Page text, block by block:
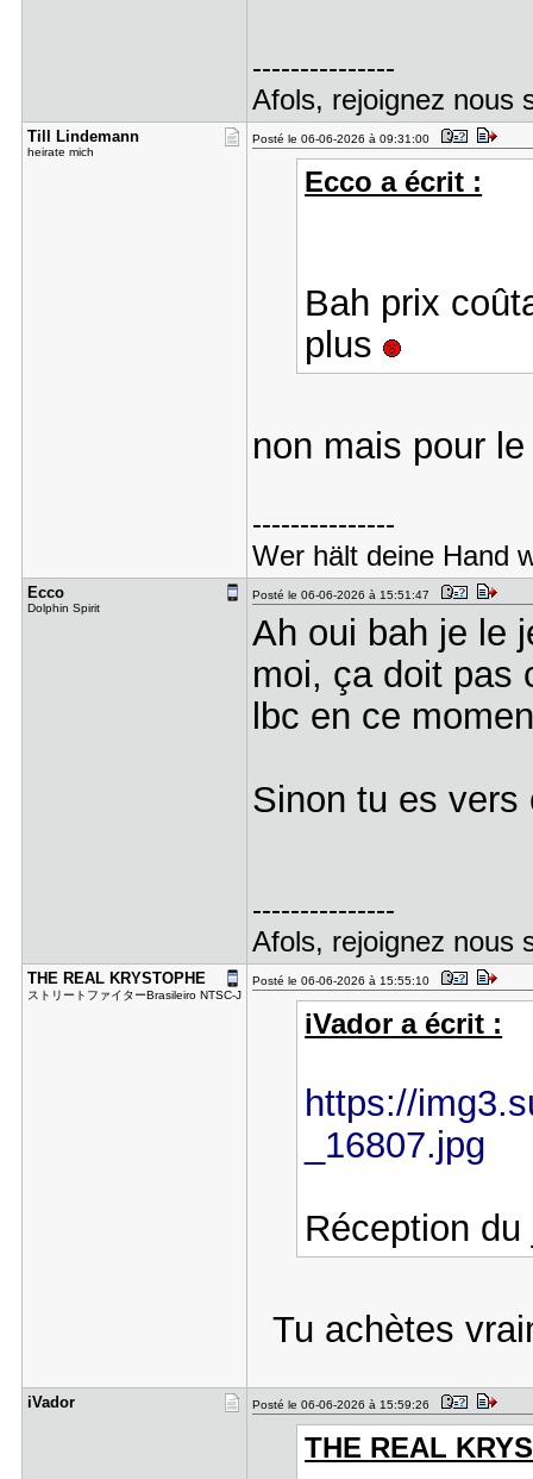
---------------
Afols, rejoignez nous
Till Linde​mann
heirate mich
Posté le 06-06-2026 à 09:31:00
Ecco a écrit :
Bah prix
plus
non mais pour
---------------
Wer hält deine Hand
Ecco
Dolphin Spirit
Posté le 06-06-2026 à 15:51:47
Ah oui bah je le
moi, ça doit pas
lbc en ce
Sinon tu es vers
---------------
Afols, rejoignez nous
THE REAL K​RYSTOPHE
ストリートファイターBrasileiro NTSC-J
Posté le 06-06-2026 à 15:55:10
iVador a écrit :
https://
_16807.jpg
Réception du
Tu achètes
iVador Posté le 06-06-2026 à 15:59:26
THE REAL